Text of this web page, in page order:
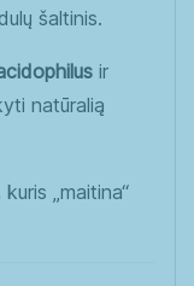
šaltinis.
ir
natūralią
„maitina“